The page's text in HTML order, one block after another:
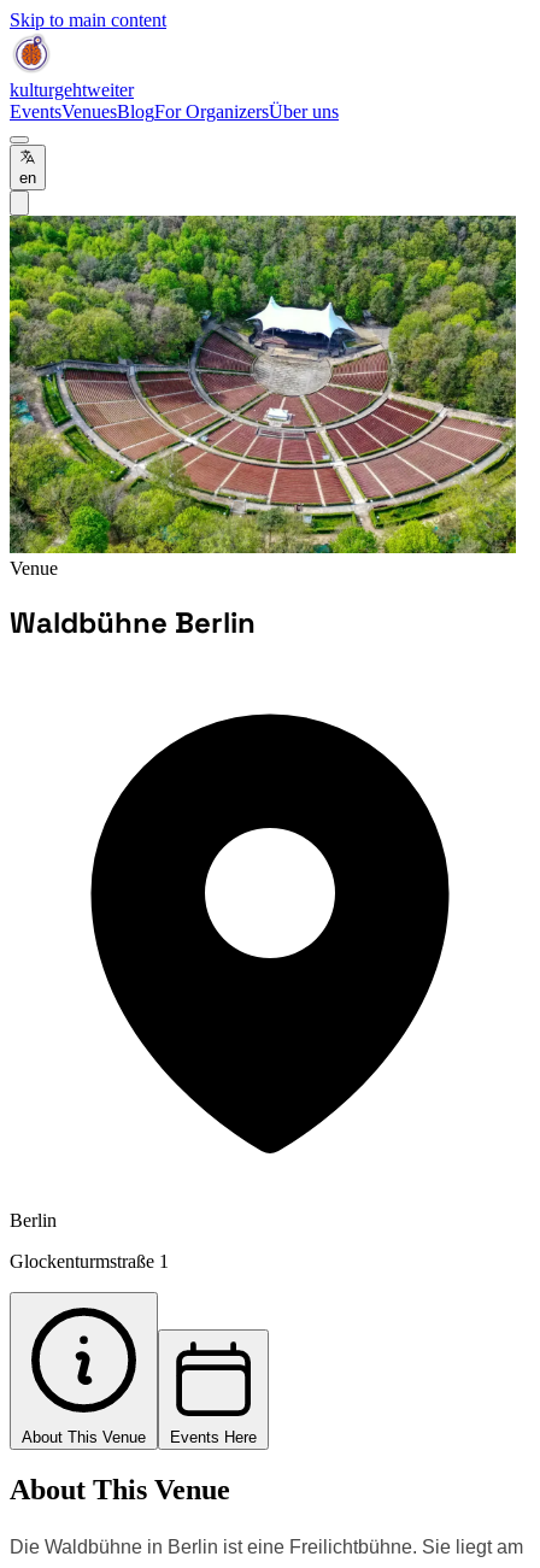
Skip to main content
kulturgehtweiter
EventsVenuesBlogFor OrganizersÜber uns
en
Venue
Waldbühne Berlin
Berlin
Glockenturmstraße 1
About This Venue Events Here
About This Venue
Die Waldbühne in Berlin ist eine Freilichtbühne. Sie liegt am